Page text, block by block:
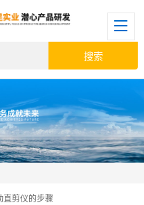
直剪仪的步骤